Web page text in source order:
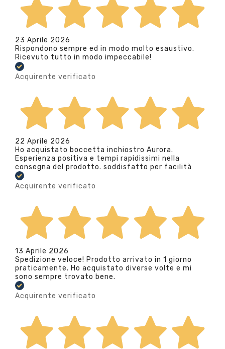
23 Aprile 2026
Rispondono sempre ed in modo molto esaustivo.
Ricevuto tutto in modo impeccabile!
Acquirente verificato
22 Aprile 2026
Ho acquistato boccetta inchiostro Aurora.
Esperienza positiva e tempi rapidissimi nella
consegna del prodotto. soddisfatto per facilità
Acquirente verificato
13 Aprile 2026
Spedizione veloce! Prodotto arrivato in 1 giorno
praticamente. Ho acquistato diverse volte e mi
sono sempre trovato bene.
Acquirente verificato